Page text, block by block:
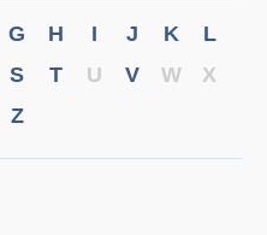
G H I J K
L
S T U V W
X
Z